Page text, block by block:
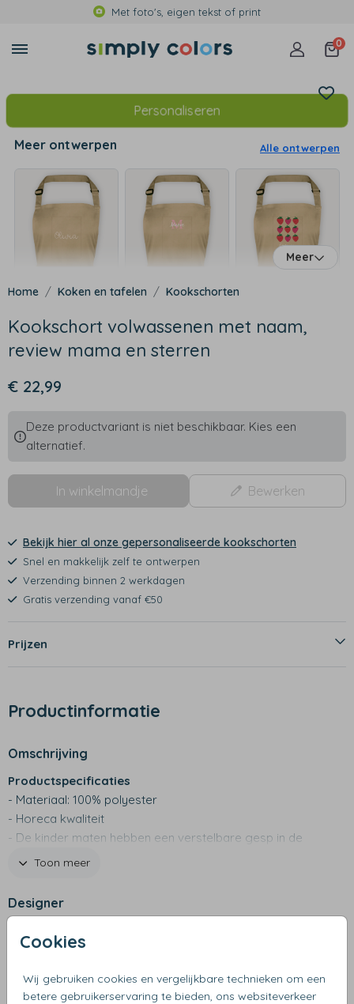
Met foto's, eigen tekst of print
0
Cookies
Wij gebruiken cookies en vergelijkbare technieken om een
betere gebruikerservaring te bieden, ons websiteverkeer
Personaliseren
Meer ontwerpen Alle ontwerpen
Meer
Koken en tafelen Kookschorten
Kookschort volwassenen met naam,
review mama en sterren
€ 22,99
Deze productvariant is niet beschikbaar. Kies een
alternatief.
In winkelmandje Bewerken
Bekijk hier al onze gepersonaliseerde kookschorten
Snel en makkelijk zelf te ontwerpen
Verzending binnen 2 werkdagen
Gratis verzending vanaf €50
Prijzen
Productinformatie
Omschrijving
Productspecificaties
- Materiaal: 100% polyester
- Horeca kwaliteit
- De kinder maten hebben een verstelbare gesp in de
- Niet geschikt voor de wasdroger
Toon meer
Designer
Kookschorten